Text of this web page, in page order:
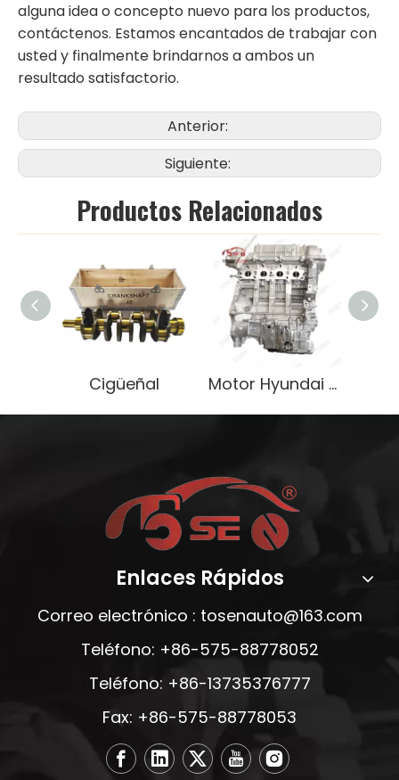
alguna idea o concepto nuevo para los productos,
contáctenos. Estamos encantados de trabajar con
usted y finalmente brindarnos a ambos un
resultado satisfactorio.
Anterior:
Siguiente:
Productos Relacionados
Cigüeñal Motor Hyundai G4FJ de alto rendimiento en venta eficiente confiable
Enlaces Rápidos
Correo electrónico : tosenauto@163.com
Teléfono: +86-575-88778052
Teléfono: +86-13735376777
Fax: +86-575-88778053